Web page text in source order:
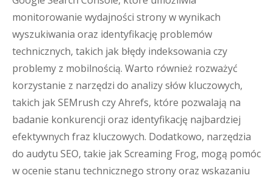
monitorowanie wydajności strony w wynikach
wyszukiwania oraz identyfikację problemów
technicznych, takich jak błędy indeksowania czy
problemy z mobilnością. Warto również rozważyć
korzystanie z narzędzi do analizy słów kluczowych,
takich jak SEMrush czy Ahrefs, które pozwalają na
badanie konkurencji oraz identyfikację najbardziej
efektywnych fraz kluczowych. Dodatkowo, narzędzia
do audytu SEO, takie jak Screaming Frog, mogą pomóc
w ocenie stanu technicznego strony oraz wskazaniu